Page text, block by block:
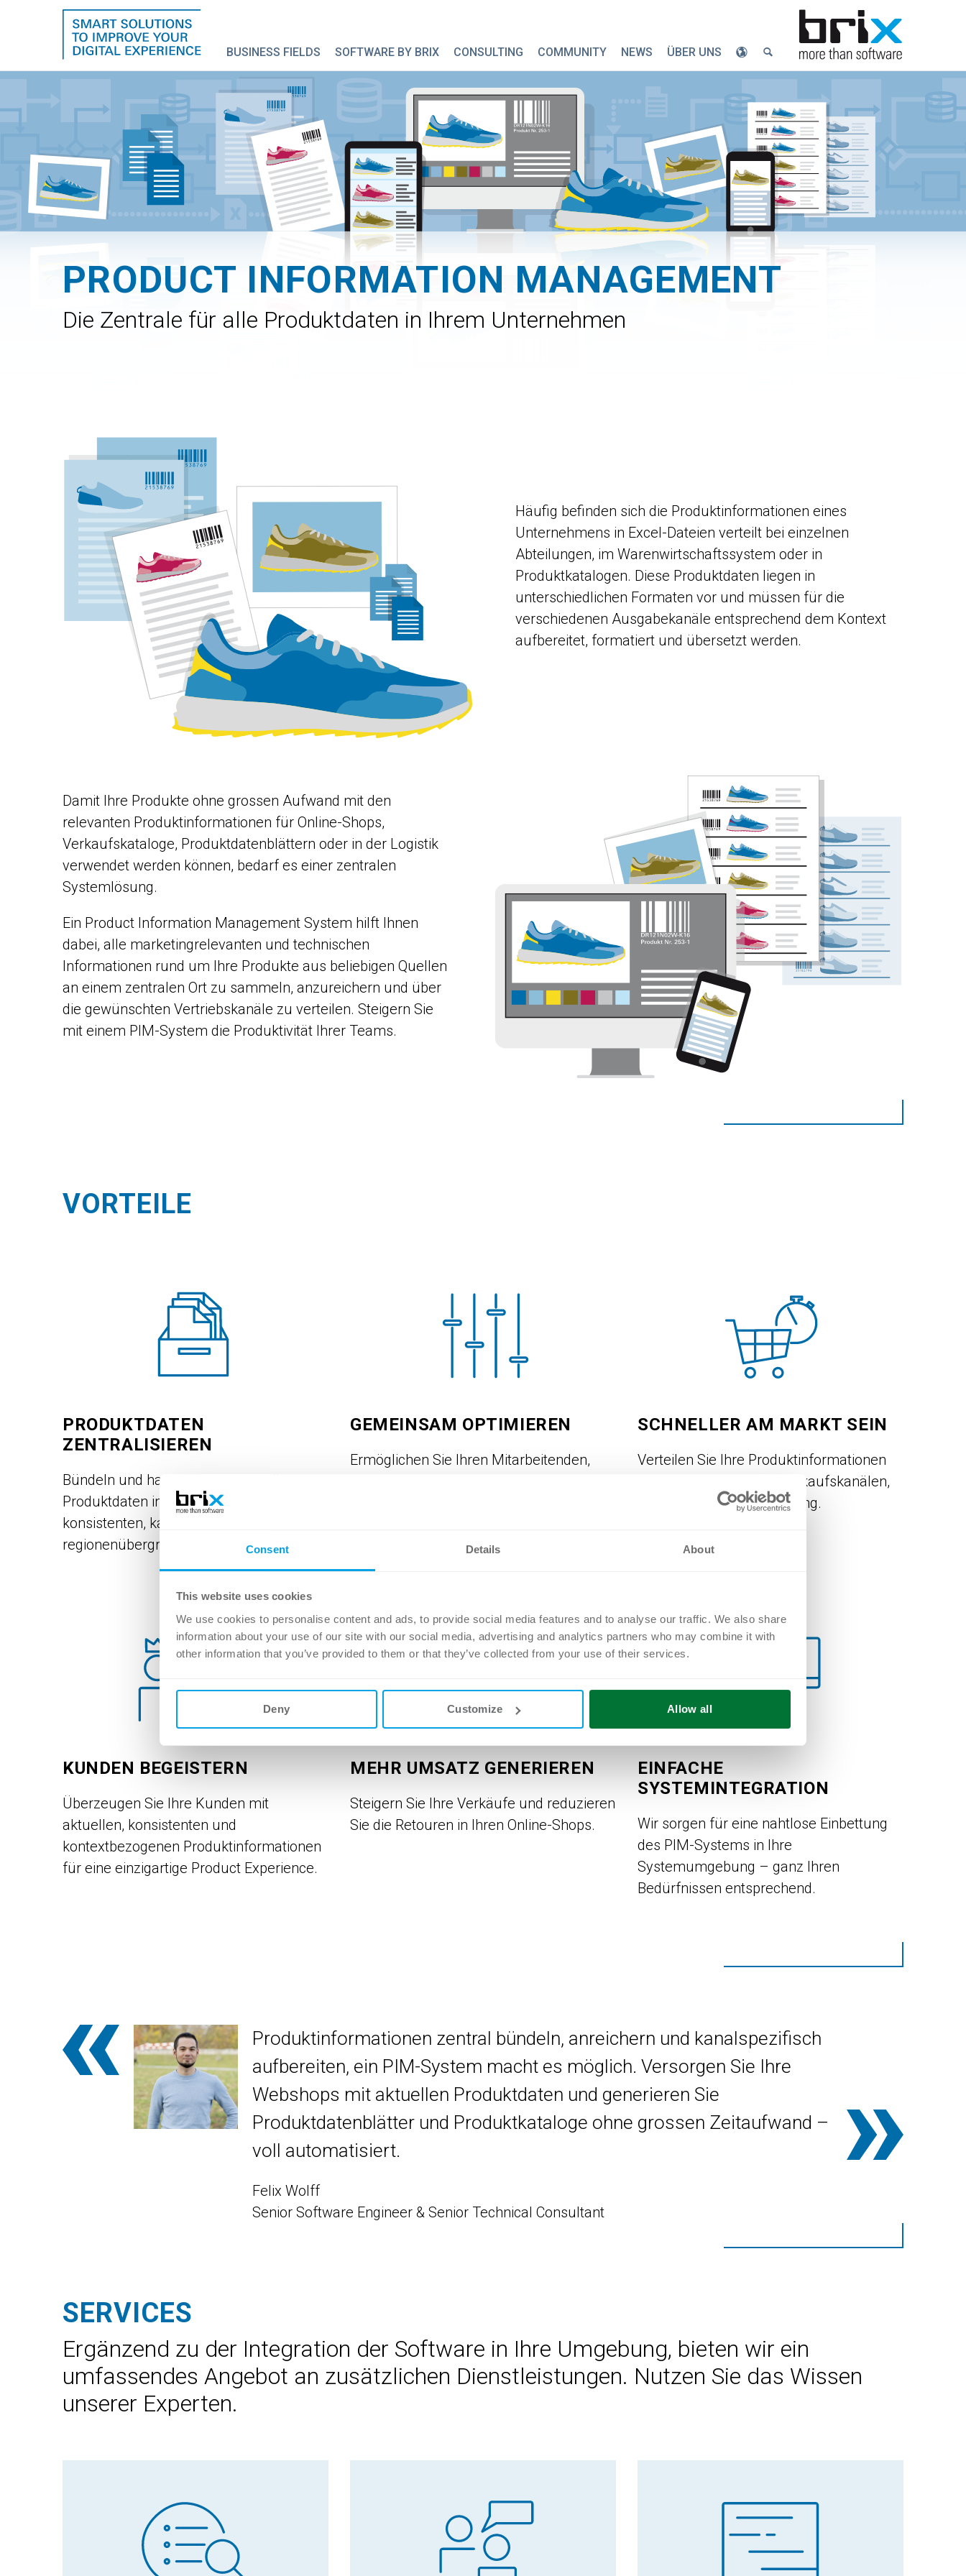
Consent Details About
This website uses cookies
We use cookies to personalise content and ads, to provide social media features and to analyse our traffic. We also share
information about your use of our site with our social media, advertising and analytics partners who may combine it with
other information that you’ve provided to them or that they’ve collected from your use of their services.
Deny Customize Allow all
BUSINESS FIELDS SOFTWARE BY BRIX CONSULTING COMMUNITY NEWS ÜBER UNS
PRODUCT INFORMATION MANAGEMENT
Die Zentrale für alle Produktdaten in Ihrem Unternehmen
Häufig befinden sich die Produktinformationen eines
Unternehmens in Excel-Dateien verteilt bei einzelnen
Abteilungen, im Warenwirtschaftssystem oder in
Produktkatalogen. Diese Produktdaten liegen in
unterschiedlichen Formaten vor und müssen für die
verschiedenen Ausgabekanäle entsprechend dem Kontext
aufbereitet, formatiert und übersetzt werden.
Damit Ihre Produkte ohne grossen Aufwand mit den
relevanten Produktinformationen für Online-Shops,
Verkaufskataloge, Produktdatenblättern oder in der Logistik
verwendet werden können, bedarf es einer zentralen
Systemlösung.
Ein Product Information Management System hilft Ihnen
dabei, alle marketingrelevanten und technischen
Informationen rund um Ihre Produkte aus beliebigen Quellen
an einem zentralen Ort zu sammeln, anzureichern und über
die gewünschten Vertriebskanäle zu verteilen. Steigern Sie
mit einem PIM-System die Produktivität Ihrer Teams.
VORTEILE
PRODUKTDATEN
ZENTRALISIEREN
Bündeln und harmonisieren Sie alle
Produktdaten in einem PIM-System zur
konsistenten, kanal- und
regionenübergreifenden Verteilung.
GEMEINSAM OPTIMIEREN
Ermöglichen Sie Ihren Mitarbeitenden,
SCHNELLER AM MARKT SEIN
Verteilen Sie Ihre Produktinformationen
schneller auf all Ihren Verkaufskanälen,
dank hoher Automatisierung.
KUNDEN BEGEISTERN
Überzeugen Sie Ihre Kunden mit
aktuellen, konsistenten und
kontextbezogenen Produktinformationen
für eine einzigartige Product Experience.
MEHR UMSATZ GENERIEREN
Steigern Sie Ihre Verkäufe und reduzieren
Sie die Retouren in Ihren Online-Shops.
EINFACHE
SYSTEMINTEGRATION
Wir sorgen für eine nahtlose Einbettung
des PIM-Systems in Ihre
Systemumgebung – ganz Ihren
Bedürfnissen entsprechend.
Produktinformationen zentral bündeln, anreichern und kanalspezifisch
aufbereiten, ein PIM-System macht es möglich. Versorgen Sie Ihre
Webshops mit aktuellen Produktdaten und generieren Sie
Produktdatenblätter und Produktkataloge ohne grossen Zeitaufwand –
voll automatisiert.
Felix Wolff
Senior Software Engineer & Senior Technical Consultant
SERVICES
Ergänzend zu der Integration der Software in Ihre Umgebung, bieten wir ein
umfassendes Angebot an zusätzlichen Dienstleistungen. Nutzen Sie das Wissen
unserer Experten.